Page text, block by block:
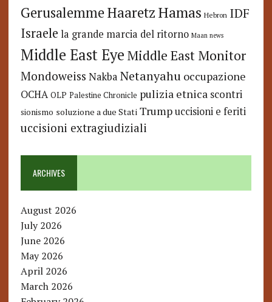
GerusalemmeHaaretzHamas Hebron IDF
Israele la grande marcia del ritorno Maan news
Middle East Eye Middle East Monitor
Mondoweiss Nakba Netanyahu occupazione
OCHA OLP Palestine Chronicle pulizia etnica scontri
sionismo soluzione a due Stati Trump uccisioni e feriti
uccisioni extragiudiziali
ARCHIVES
August 2026
July 2026
June 2026
May 2026
April 2026
March 2026